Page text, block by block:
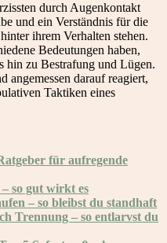
durch Augenkontakt
und ein Verständnis für die
ihrem Verhalten stehen.
Bedeutungen haben,
hin zu Bestrafung und Lügen.
angemessen darauf reagiert,
Taktiken eines
für aufregende
so gut wirkt es
– so bleibst du standhaft
Trennung – so entlarvst du